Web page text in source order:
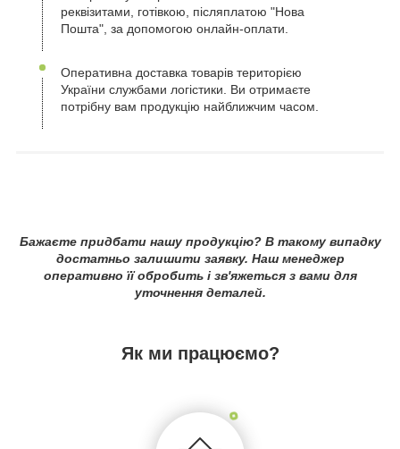
реквізитами, готівкою, післяплатою "Нова
Пошта", за допомогою онлайн-оплати.
Оперативна доставка товарів територією
України службами логістики. Ви отримаєте
потрібну вам продукцію найближчим часом.
Бажаєте придбати нашу продукцію? В такому випадку
достатньо залишити заявку. Наш менеджер
оперативно її обробить і зв'яжеться з вами для
уточнення деталей.
Як ми працюємо?